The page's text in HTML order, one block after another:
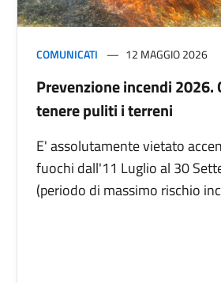
COMUNICATI 12 MAGGIO 2026
Prevenzione incendi 2026.
tenere puliti i terreni
E' assolutamente vietato
fuochi dall'11 Luglio al 30
(periodo di massimo rischio